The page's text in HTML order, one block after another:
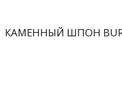
КАМЕННЫЙ ШПОН